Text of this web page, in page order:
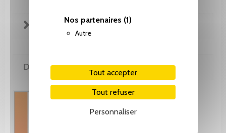
Nos partenaires (1)
Autre
Tout accepter
Tout refuser
Personnaliser
FICHE TECHNIQUE
DE LA MÊME COLLECTION